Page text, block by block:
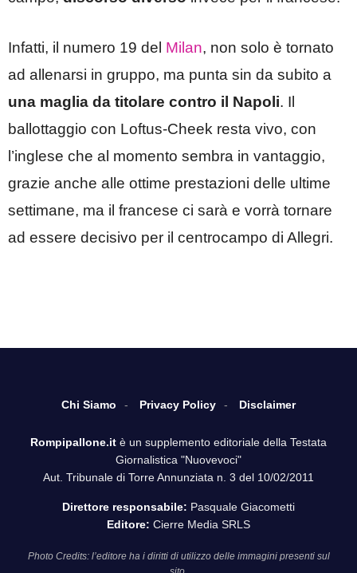
Infatti, il numero 19 del Milan, non solo è tornato
ad allenarsi in gruppo, ma punta sin da subito a
una maglia da titolare contro il Napoli. Il
ballottaggio con Loftus-Cheek resta vivo, con
l’inglese che al momento sembra in vantaggio,
grazie anche alle ottime prestazioni delle ultime
settimane, ma il francese ci sarà e vorrà tornare
ad essere decisivo per il centrocampo di Allegri.
Chi Siamo Privacy Policy Disclaimer
Rompipallone.it è un supplemento editoriale della Testata
Giornalistica "Nuovevoci"
Aut. Tribunale di Torre Annunziata n. 3 del 10/02/2011
Direttore responsabile: Pasquale Giacometti
Editore: Cierre Media SRLS
Photo Credits: l’editore ha i diritti di utilizzo delle immagini presenti sul